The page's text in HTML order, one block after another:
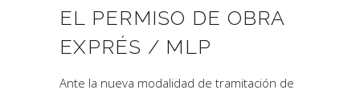
EL PERMISO DE OBRA
EXPRÉS / MLP
Ante la nueva modalidad de tramitación de